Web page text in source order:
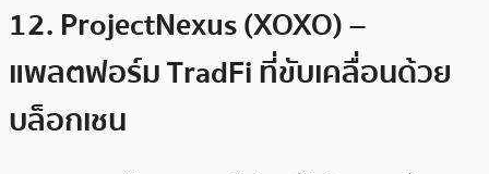
12. ProjectNexus (XOXO) –
แพลตฟอร์ม TradFi ที่ขับเคลื่อนด้วย
บล็อกเชน